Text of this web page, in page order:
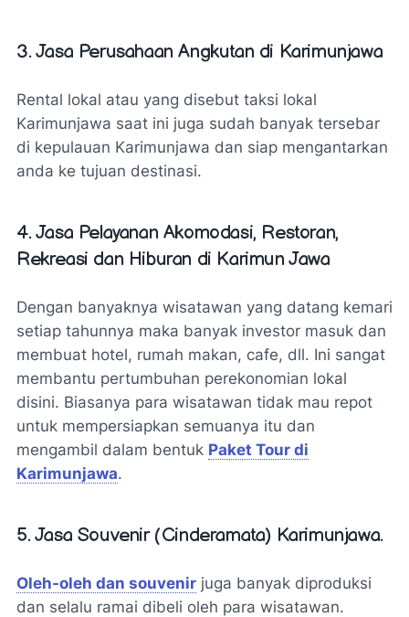
3. Jasa Perusahaan Angkutan di Karimunjawa
Rental lokal atau yang disebut taksi lokal
Karimunjawa saat ini juga sudah banyak tersebar
di kepulauan Karimunjawa dan siap mengantarkan
anda ke tujuan destinasi.
4. Jasa Pelayanan Akomodasi, Restoran,
Rekreasi dan Hiburan di Karimun Jawa
Dengan banyaknya wisatawan yang datang kemari
setiap tahunnya maka banyak investor masuk dan
membuat hotel, rumah makan, cafe, dll. Ini sangat
membantu pertumbuhan perekonomian lokal
disini. Biasanya para wisatawan tidak mau repot
untuk mempersiapkan semuanya itu dan
mengambil dalam bentuk Paket Tour di
Karimunjawa.
5. Jasa Souvenir (Cinderamata) Karimunjawa.
Oleh-oleh dan souvenir juga banyak diproduksi
dan selalu ramai dibeli oleh para wisatawan.